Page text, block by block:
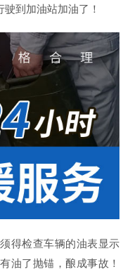
到加油站加油了！
得检查车辆的油表显示
油了抛锚，酿成事故！